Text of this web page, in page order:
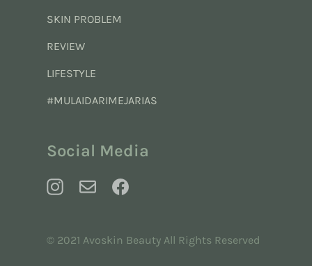
SKIN PROBLEM
REVIEW
LIFESTYLE
#MULAIDARIMEJARIAS
Social Media
© 2021 Avoskin Beauty All Rights Reserved